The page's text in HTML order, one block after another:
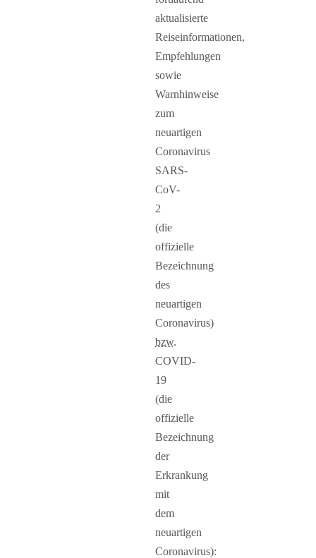
aktualisierte
Reiseinformationen,
Empfehlungen
sowie
Warnhinweise
zum
neuartigen
Coronavirus
SARS-
CoV-
2
(die
offizielle
Bezeichnung
des
neuartigen
Coronavirus)
bzw.
COVID-
19
(die
offizielle
Bezeichnung
der
Erkrankung
mit
dem
neuartigen
Coronavirus):